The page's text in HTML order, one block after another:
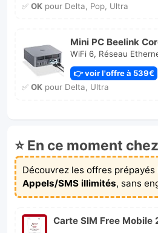
✅ OKpour Delta, Pop, Ultra
Mini PC Beelink
WiFi 6, Réseau
👉 voir l'offre à 539€
✅ OKpour Delta, Ultra
⭐ En ce moment
Découvrez les offres
Appels/SMS illimités, sans
Carte SIM Free Mobile